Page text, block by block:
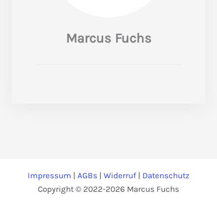
Marcus Fuchs
Impressum | AGBs | Widerruf | Datenschutz
Copyright © 2022-2026 Marcus Fuchs